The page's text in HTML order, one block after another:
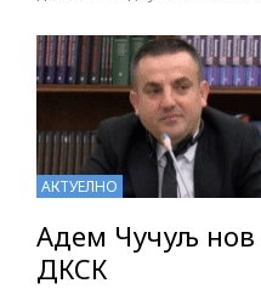
АКТУЕЛНО
Адем Чучуљ нов
ДКСК